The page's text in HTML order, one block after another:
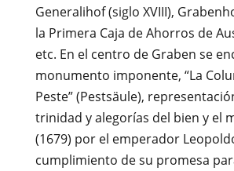
Generalihof (siglo XVIII),
la Primera Caja de Ahorros de
etc. En el centro de Graben se
monumento imponente, “La
Peste” (Pestsäule),
trinidad y alegorías del bien y el
(1679) por el emperador
cumplimiento de su promesa